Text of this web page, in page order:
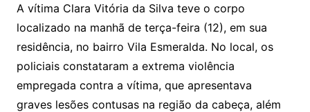
A vítima Clara Vitória da Silva teve o corpo
localizado na manhã de terça-feira (12), em sua
residência, no bairro Vila Esmeralda. No local, os
policiais constataram a extrema violência
empregada contra a vítima, que apresentava
graves lesões contusas na região da cabeça, além